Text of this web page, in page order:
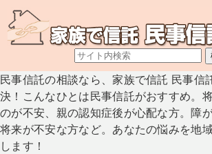
民事信託の相談なら、家族で信託 民事信
決！こんなひとは民事信託がおすすめ。
のが不安、親の認知症後が心配な方。障
将来が不安な方など。あなたの悩みを地
します！